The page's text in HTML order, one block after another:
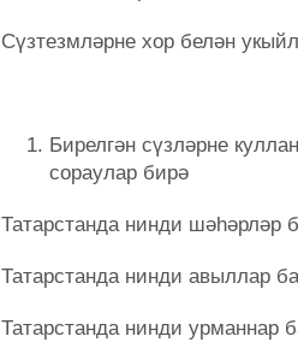
Сүзтезмләрне хор белән
Бирелгән сүзләрне
сораулар бирә
Татарстанда нинди шәһәрләр
Татарстанда нинди авыллар
Татарстанда нинди урманнар